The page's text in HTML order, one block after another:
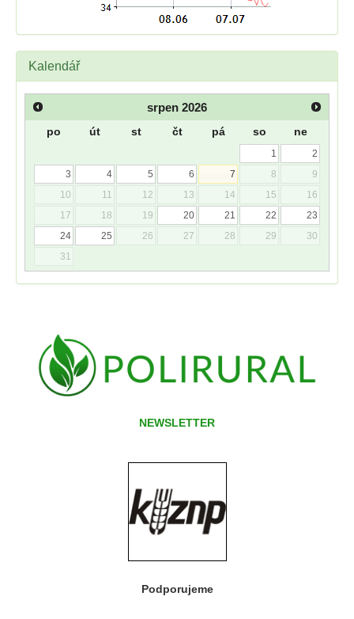
Kalendář
srpen 2026
po út st čt pá so ne
1
2
3
4 5 6 7 8
9
10
11 12 13 14 15
16
17
18 19 20 21 22
23
24
25 26 27 28 29
30
31
NEWSLETTER
Podporujeme